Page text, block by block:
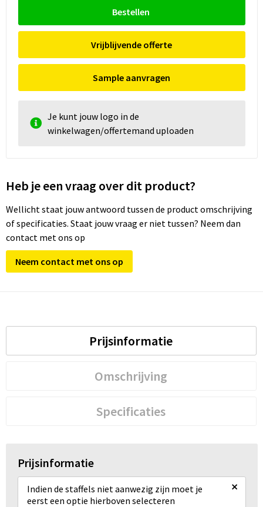
Bestellen
Vrijblijvende offerte
Sample aanvragen
Je kunt jouw logo in de
winkelwagen/offertemand uploaden
Heb je een vraag over dit product?
Wellicht staat jouw antwoord tussen de product omschrijving
of specificaties. Staat jouw vraag er niet tussen? Neem dan
contact met ons op
Neem contact met ons op
Prijsinformatie
Omschrijving
Specificaties
Prijsinformatie
Indien de staffels niet aanwezig zijn moet je
eerst een optie hierboven selecteren
×